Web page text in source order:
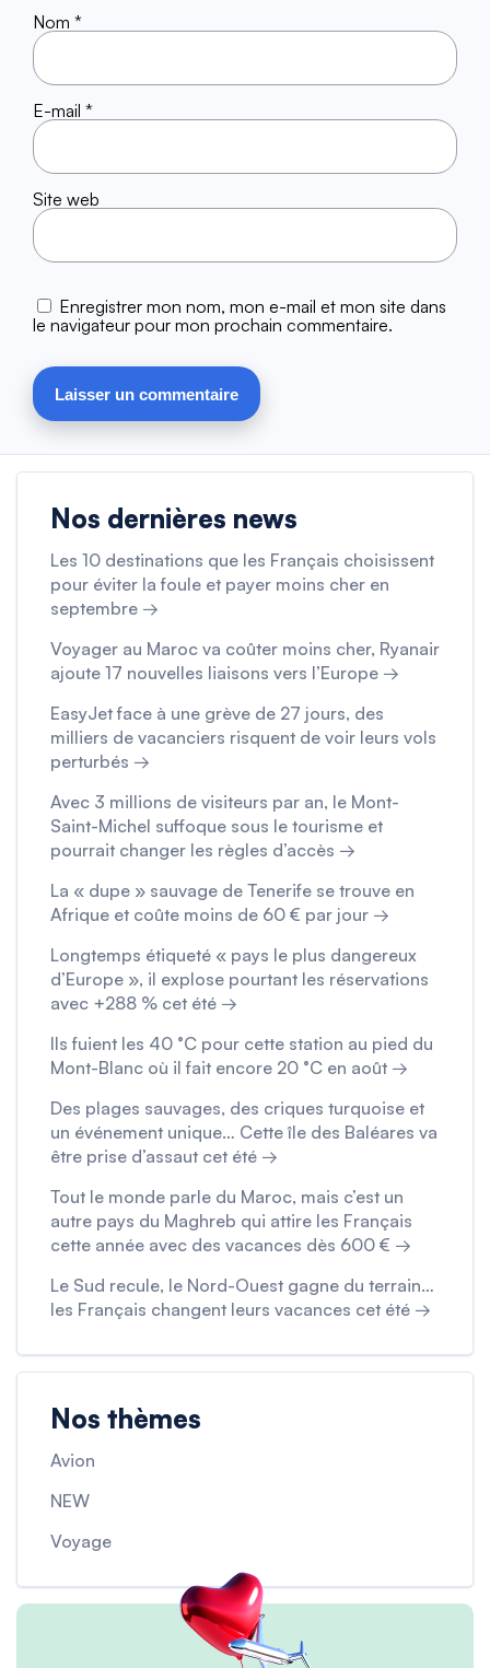
Nom *
E-mail *
Site web
Enregistrer mon nom, mon e-mail et mon site dans
le navigateur pour mon prochain commentaire.
Nos dernières news
Les 10 destinations que les Français choisissent
pour éviter la foule et payer moins cher en
septembre →
Voyager au Maroc va coûter moins cher, Ryanair
ajoute 17 nouvelles liaisons vers l’Europe →
EasyJet face à une grève de 27 jours, des
milliers de vacanciers risquent de voir leurs vols
perturbés →
Avec 3 millions de visiteurs par an, le Mont-
Saint-Michel suffoque sous le tourisme et
pourrait changer les règles d’accès →
La « dupe » sauvage de Tenerife se trouve en
Afrique et coûte moins de 60 € par jour →
Longtemps étiqueté « pays le plus dangereux
d’Europe », il explose pourtant les réservations
avec +288 % cet été →
Ils fuient les 40 °C pour cette station au pied du
Mont-Blanc où il fait encore 20 °C en août →
Des plages sauvages, des criques turquoise et
un événement unique… Cette île des Baléares va
être prise d’assaut cet été →
Tout le monde parle du Maroc, mais c’est un
autre pays du Maghreb qui attire les Français
cette année avec des vacances dès 600 € →
Le Sud recule, le Nord-Ouest gagne du terrain…
les Français changent leurs vacances cet été →
Nos thèmes
Avion
NEW
Voyage